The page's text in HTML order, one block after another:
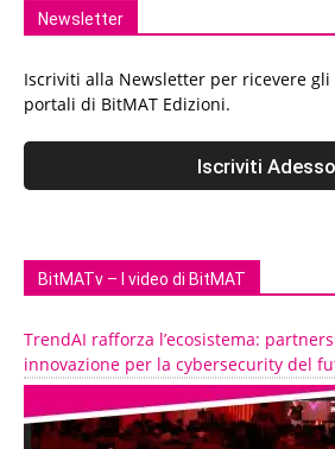
Newsletter
Iscriviti alla Newsletter per ricevere
portali di BitMAT Edizioni.
BitMATv – I video di BitMAT
TrendAI rafforza l’ecosistema:
innovazione per la cybersecurity del